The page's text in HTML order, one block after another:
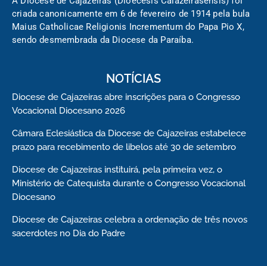
criada canonicamente em 6 de fevereiro de 1914 pela bula
Maius Catholicae Religionis Incrementum do Papa Pio X,
sendo desmembrada da Diocese da Paraíba.
NOTÍCIAS
Diocese de Cajazeiras abre inscrições para o Congresso
Vocacional Diocesano 2026
Câmara Eclesiástica da Diocese de Cajazeiras estabelece
prazo para recebimento de libelos até 30 de setembro
Diocese de Cajazeiras instituirá, pela primeira vez, o
Ministério de Catequista durante o Congresso Vocacional
Diocesano
Diocese de Cajazeiras celebra a ordenação de três novos
sacerdotes no Dia do Padre